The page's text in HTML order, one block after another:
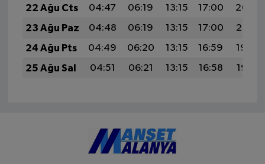
22 Ağu Cts
04:47 06:19 13:15 17:00
20:02
23 Ağu Paz
04:48 06:19 13:15 17:00
20:01
24 Ağu Pts
04:49 06:20 13:15 16:59
19:59
25 Ağu Sal
04:51 06:21 13:15 16:58 19:58